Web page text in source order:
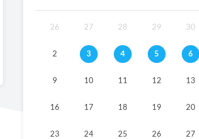
26 27 28 29 30
2 3 4 5 6
9 10 11 12 13
16 17 18 19 20
23 24 25 26 27